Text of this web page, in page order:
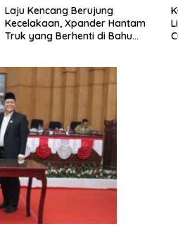
Kurang dari 1×24 Jam, Polsek
Lima Puluh Ringkus Pelaku
Curas